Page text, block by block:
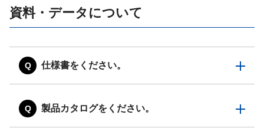
資料・データについて
仕様書をください。
製品カタログをください。